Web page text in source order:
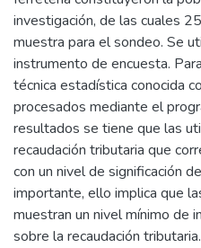
investigación, de las cuales
muestra para el sondeo. Se
instrumento de encuesta.
técnica estadística conocida
procesados mediante el
resultados se tiene que las
recaudación tributaria que
con un nivel de significación
importante, ello implica que
muestran un nivel mínimo de
sobre la recaudación